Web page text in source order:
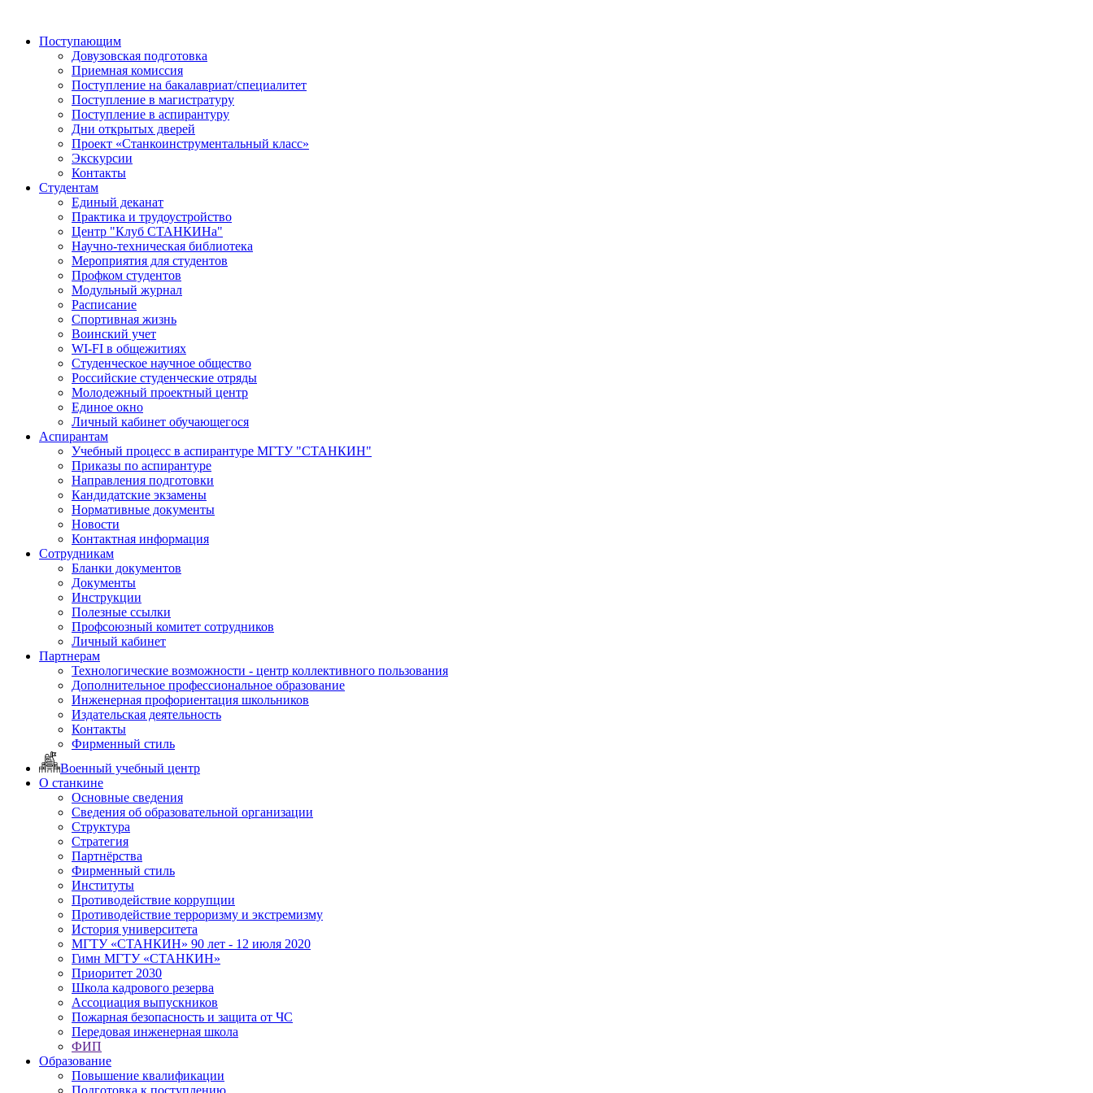
Поступающим
Довузовская подготовка
Приемная комиссия
Поступление на бакалавриат/специалитет
Поступление в магистратуру
Поступление в аспирантуру
Дни открытых дверей
Проект «Станкоинструментальный класс»
Экскурсии
Контакты
Студентам
Единый деканат
Практика и трудоустройство
Центр "Клуб СТАНКИНа"
Научно-техническая библиотека
Мероприятия для студентов
Профком студентов
Модульный журнал
Расписание
Спортивная жизнь
Воинский учет
WI-FI в общежитиях
Студенческое научное общество
Российские студенческие отряды
Молодежный проектный центр
Единое окно
Личный кабинет обучающегося
Аспирантам
Учебный процесс в аспирантуре МГТУ "СТАНКИН"
Приказы по аспирантуре
Направления подготовки
Кандидатские экзамены
Нормативные документы
Новости
Контактная информация
Сотрудникам
Бланки документов
Документы
Инструкции
Полезные ссылки
Профсоюзный комитет сотрудников
Личный кабинет
Партнерам
Технологические возможности - центр коллективного пользования
Дополнительное профессиональное образование
Инженерная профориентация школьников
Издательская деятельность
Контакты
Фирменный стиль
Военный учебный центр
О станкине
Основные сведения
Сведения об образовательной организации
Структура
Стратегия
Партнёрства
Фирменный стиль
Институты
Противодействие коррупции
Противодействие терроризму и экстремизму
История университета
МГТУ «СТАНКИН» 90 лет - 12 июля 2020
Гимн МГТУ «СТАНКИН»
Приоритет 2030
Школа кадрового резерва
Ассоциация выпускников
Пожарная безопасность и защита от ЧС
Передовая инженерная школа
ФИП
Образование
Повышение квалификации
Подготовка к поступлению